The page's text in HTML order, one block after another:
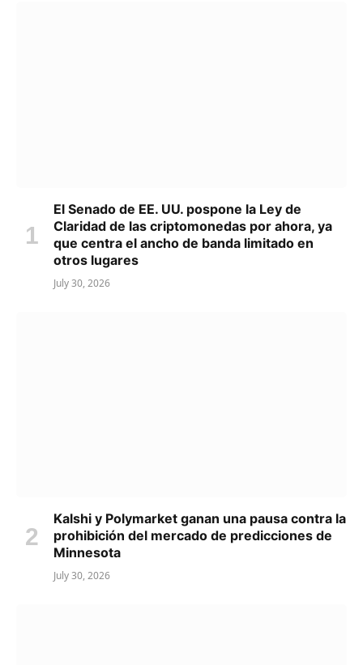
El Senado de EE. UU. pospone la Ley de
Claridad de las criptomonedas por ahora, ya
que centra el ancho de banda limitado en
otros lugares
July 30, 2026
Kalshi y Polymarket ganan una pausa contra la
prohibición del mercado de predicciones de
Minnesota
July 30, 2026